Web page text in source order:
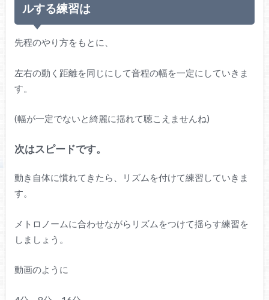
ルする練習は
先程のやり方をもとに、
左右の動く距離を同じにして音程の幅を一定にしていきま
す。
(幅が一定でないと綺麗に揺れて聴こえませんね)
次はスピードです。
動き自体に慣れてきたら、リズムを付けて練習していきま
す。
メトロノームに合わせながらリズムをつけて揺らす練習を
しましょう。
動画のように